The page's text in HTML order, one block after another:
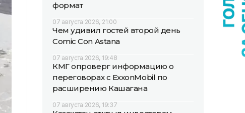
формат
07 августа 2026, 21:00
Чем удивил гостей второй день
Comic Con Astana
07 августа 2026, 19:48
КМГ опроверг информацию о
переговорах с ExxonMobil по
расширению Кашагана
07 августа 2026, 19:37